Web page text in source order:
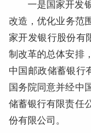
一是国家开发
改造，优化业务范
家开发银行股份有
制改革的总体安排
中国邮政储蓄银行
国务院同意并经中
储蓄银行有限责任
份有限公司。